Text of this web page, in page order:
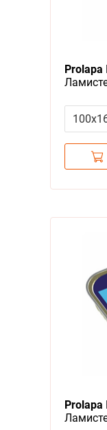
Prolapa
Prolapa